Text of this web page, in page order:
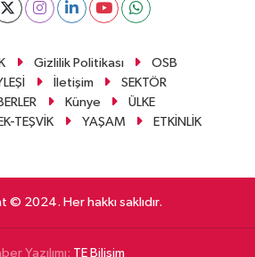
Gizlilik Politikası
OSB
İletişim
SEKTÖR
Künye
ÜLKE
TEŞVİK YAŞAM ETKİNLİK
© 2024. Her hakkı saklıdır.
Yazılımı: TE Bilişim